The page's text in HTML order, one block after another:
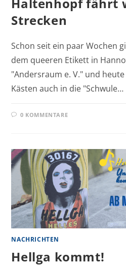
Strecken
Schon seit ein paar Wochen
dem queeren Etikett in
"Andersraum e. V." und
Kästen auch in die "Schwule…
0 KOMMENTARE
NACHRICHTEN
Hellga kommt!